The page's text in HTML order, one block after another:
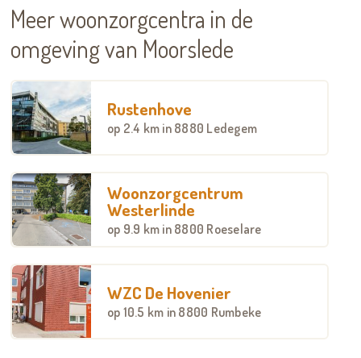
Meer woonzorgcentra in de
omgeving van Moorslede
Rustenhove
op 2.4 km in 8880 Ledegem
Woonzorgcentrum
Westerlinde
op 9.9 km in 8800 Roeselare
WZC De Hovenier
op 10.5 km in 8800 Rumbeke